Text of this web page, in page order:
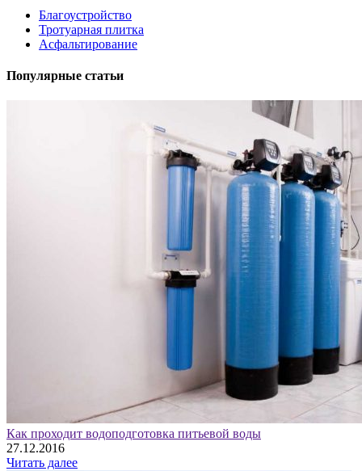
Благоустройство
Тротуарная плитка
Асфальтирование
Популярные статьи
Как проходит водоподготовка питьевой воды
27.12.2016
Читать далее